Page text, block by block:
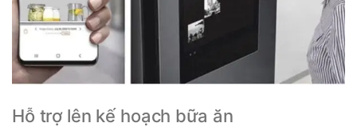
Hỗ trợ lên kế hoạch bữa ăn